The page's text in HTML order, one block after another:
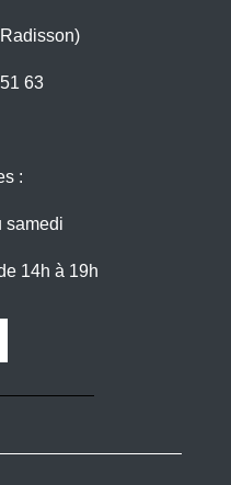
63
:
samedi
14h à 19h